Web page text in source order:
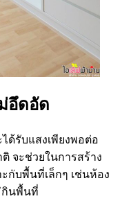
อึดอัด
ด้รับแสงเพียงพอต่อ
จะช่วยในการสร้าง
กับพื้นที่เล็กๆ เช่นห้อง
กินพื้นที่